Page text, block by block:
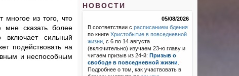
многое из того, что
мне сказать более
сильный
подействовать на
и неспособным
НОВОСТИ
05/08/2026
В соответствии срасписанием бдения
по книгеХристобытие в повседневной
жизни , с 6 по 14 августа
(включительно) изучаем 23-ю главу и
читаем призыв из 24-й: Призыв о
свободе в повседневной жизни
Подробнее о том, как участвовать в